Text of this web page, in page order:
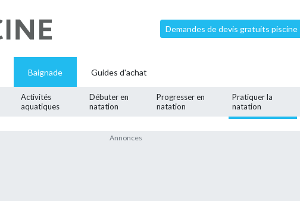
Demandes de devis gratuits piscine
Baignade
Activités
aquatiques
Débuter en
natation
Progresser en
natation
Pratiquer la
natation
Guides d'achat